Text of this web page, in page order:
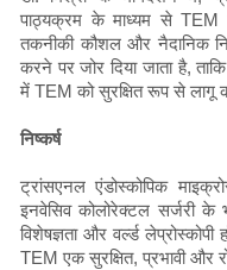
पाठ्यक्रम के माध्यम से TEM
तकनीकी कौशल और नैदानिक
करने पर जोर दिया जाता है,
में TEM को सुरक्षित रूप से
निष्कर्ष
ट्रांसएनल एंडोस्कोपिक
इनवेसिव कोलोरेक्टल सर्जरी के
विशेषज्ञता और वर्ल्ड
TEM एक सुरक्षित, प्रभावी और